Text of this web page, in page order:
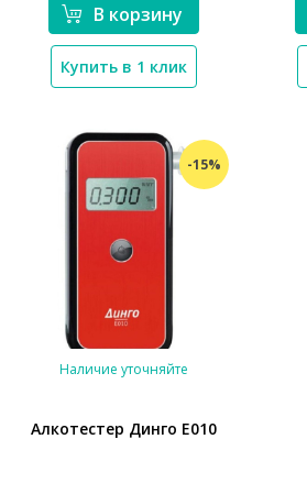
В корзину
Купить в 1 клик
-15%
Наличие уточняйте
Алкотестер Динго Е010